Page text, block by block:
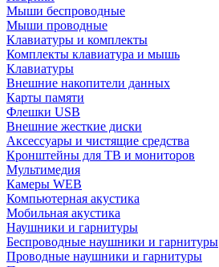
Мыши беспроводные
Мыши проводные
Клавиатуры и комплекты
Комплекты клавиатура и мышь
Клавиатуры
Внешние накопители данных
Карты памяти
Флешки USB
Внешние жесткие диски
Аксессуары и чистящие средства
Кронштейны для ТВ и мониторов
Мультимедия
Камеры WEB
Компьютерная акустика
Мобильная акустика
Наушники и гарнитуры
Беспроводные наушники и гарнитуры
Проводные наушники и гарнитуры